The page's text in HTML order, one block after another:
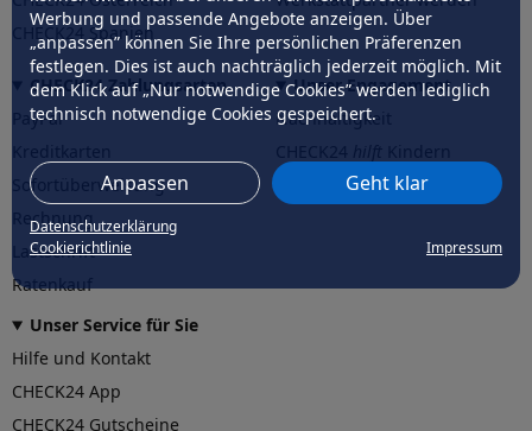
Werbung und passende Angebote anzeigen. Über
„anpassen” können Sie Ihre persönlichen Präferenzen
festlegen. Dies ist auch nachträglich jederzeit möglich. Mit
dem Klick auf „Nur notwendige Cookies” werden lediglich
technisch notwendige Cookies gespeichert.
Anpassen Geht klar
Datenschutzerklärung
Cookierichtlinie
Impressum
CHECK24 Spanien
CHECK24 Zahlungsarten
PayPal
Sofortüberweisung
Rechnung
Lastschrift
Ratenkauf
Unser Engagement
Nachhaltigkeit
CHECK24hilftder Natur
Unser Service für Sie
Hilfe und Kontakt
CHECK24 App
CHECK24 Gutscheine